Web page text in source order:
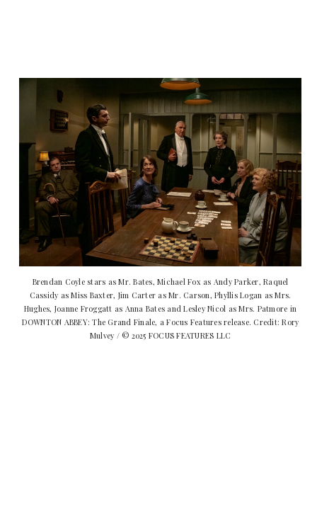
Brendan Coyle stars as Mr. Bates, Michael Fox as Andy Parker, Raquel
Cassidy as Miss Baxter, Jim Carter as Mr. Carson, Phyllis Logan as Mrs.
Hughes, Joanne Froggatt as Anna Bates and Lesley Nicol as Mrs. Patmore in
DOWNTON ABBEY: The Grand Finale, a Focus Features release. Credit: Rory
Mulvey / © 2025 FOCUS FEATURES LLC